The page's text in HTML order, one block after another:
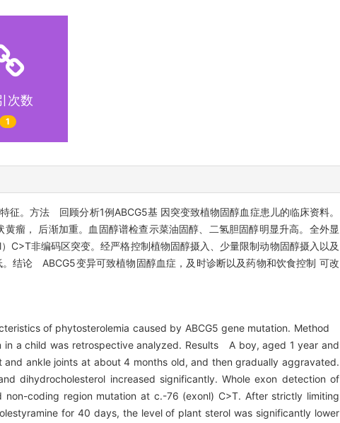
次数
1
。方法 回顾分析1例ABCG5基 因突变致植物固醇血症患儿的临床资料。
瘤， 后渐加重。血固醇谱检查示菜油固醇、二氢胆固醇明显升高。全外显
非编码区突变。经严格控制植物固醇摄入、少量限制动物固醇摄入以及
结论 ABCG5变异可致植物固醇血症，及时诊断以及药物和饮食控制 可改
of phytosterolemia caused by ABCG5 gene mutation. Method
a child was retrospective analyzed. Results A boy, aged 1 year and
ankle joints at about 4 months old, and then gradually aggravated.
dihydrocholesterol increased significantly. Whole exon detection of
coding region mutation at c.-76 (exonl) C>T. After strictly limiting
for 40 days, the level of plant sterol was significantly lower